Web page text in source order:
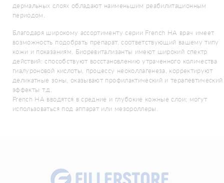
дермальных слоях обладают наименьшим реабилитационным
периодом.
Благодаря широкому ассортименту серии French HA врач имеет
возможность подобрать препарат, соответствующий вашему типу
кожи и показаниям. Биоревитализанты имеют широкий спектр
действий: способствуют восстановлению утраченного количества
гиалуроновой кислоты, процессу неоколлагенеза, корректируют
деликатные зоны, оказывают профилактический и терапевтический
эффекты т.д.
French HA вводятся в средние и глубокие кожные слои; могут
использоваться под аппарат или мезороллеры.